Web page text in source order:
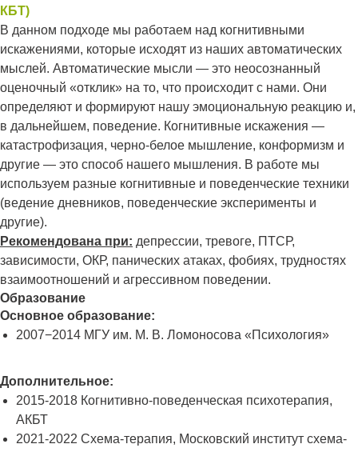
КБТ)
В данном подходе мы работаем над когнитивными
искажениями, которые исходят из наших автоматических
мыслей. Автоматические мысли — это неосознанный
оценочный «отклик» на то, что происходит с нами. Они
определяют и формируют нашу эмоциональную реакцию и,
в дальнейшем, поведение. Когнитивные искажения —
катастрофизация, черно-белое мышление, конформизм и
другие — это способ нашего мышления. В работе мы
используем разные когнитивные и поведенческие техники
(ведение дневников, поведенческие эксперименты и
другие).
Рекомендована при: депрессии, тревоге, ПТСР,
зависимости, ОКР, панических атаках, фобиях, трудностях
взаимоотношений и агрессивном поведении.
Образование
Основное образование:
2007−2014 МГУ им. М. В. Ломоносова «Психология»
Дополнительное:
2015-2018 Когнитивно-поведенческая психотерапия,
АКБТ
2021-2022 Схема-терапия, Московский институт схема-